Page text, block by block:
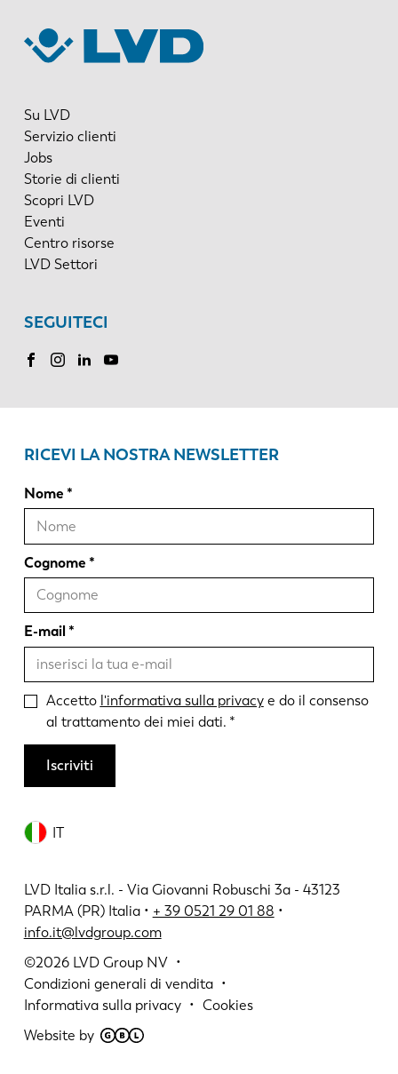
Su LVD
Servizio clienti
Jobs
Storie di clienti
Scopri LVD
Eventi
Centro risorse
LVD Settori
SEGUITECI
IT
LVD Italia s.r.l. - Via Giovanni Robuschi 3a - 43123
PARMA (PR) Italia • + 39 0521 29 01 88 •
info.it@lvdgroup.com
©2026 LVD Group NV
Condizioni generali di vendita
Informativa sulla privacy
Cookies
Website by
RICEVI LA NOSTRA NEWSLETTER
Nome
Cognome
E-mail
Accetto l'informativa sulla privacye do il consenso
al trattamento dei miei dati.
Iscriviti